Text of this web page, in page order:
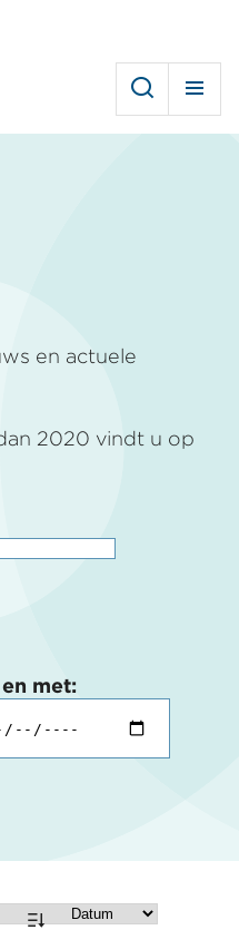
en actuele
2020 vindt u op
met:
Sorteren